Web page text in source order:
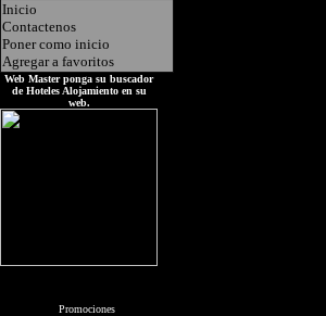
Inicio
Contactenos
Poner como inicio
Agregar a favoritos
Web Master ponga su buscador
de Hoteles Alojamiento en su
web.
Promociones